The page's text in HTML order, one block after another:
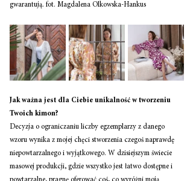
gwarantują. fot. Magdalena Olkowska-Hankus
Jak ważna jest dla Ciebie unikalność w tworzeniu
Twoich kimon?
Decyzja o ograniczaniu liczby egzemplarzy z danego
wzoru wynika z mojej chęci stworzenia czegoś naprawdę
niepowtarzalnego i wyjątkowego. W dzisiejszym świecie
masowej produkcji, gdzie wszystko jest łatwo dostępne i